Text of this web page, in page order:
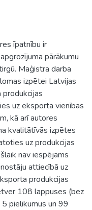
īpatnību ir
pārākumu
Maģistra darba
izpētei Latvijas
produkcijas
uz eksporta vienības
kā arī autores
kvalitātīvās izpētes
uz produkcijas
nav iespējams
attiecībā uz
produkcijas
108 lappuses (bez
pielikumus un 99